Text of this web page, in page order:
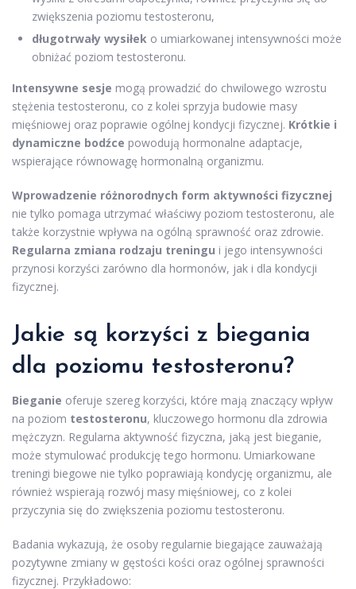
zwiększenia poziomu testosteronu,
długotrwały wysiłek o umiarkowanej intensywności może
obniżać poziom testosteronu.
Intensywne sesje mogą prowadzić do chwilowego wzrostu
stężenia testosteronu, co z kolei sprzyja budowie masy
mięśniowej oraz poprawie ogólnej kondycji fizycznej. Krótkie i
dynamiczne bodźce powodują hormonalne adaptacje,
wspierające równowagę hormonalną organizmu.
Wprowadzenie różnorodnych form aktywności fizycznej
nie tylko pomaga utrzymać właściwy poziom testosteronu, ale
także korzystnie wpływa na ogólną sprawność oraz zdrowie.
Regularna zmiana rodzaju treningu i jego intensywności
przynosi korzyści zarówno dla hormonów, jak i dla kondycji
fizycznej.
Jakie są korzyści z biegania
dla poziomu testosteronu?
Bieganie oferuje szereg korzyści, które mają znaczący wpływ
na poziom testosteronu, kluczowego hormonu dla zdrowia
mężczyzn. Regularna aktywność fizyczna, jaką jest bieganie,
może stymulować produkcję tego hormonu. Umiarkowane
treningi biegowe nie tylko poprawiają kondycję organizmu, ale
również wspierają rozwój masy mięśniowej, co z kolei
przyczynia się do zwiększenia poziomu testosteronu.
Badania wykazują, że osoby regularnie biegające zauważają
pozytywne zmiany w gęstości kości oraz ogólnej sprawności
fizycznej. Przykładowo: